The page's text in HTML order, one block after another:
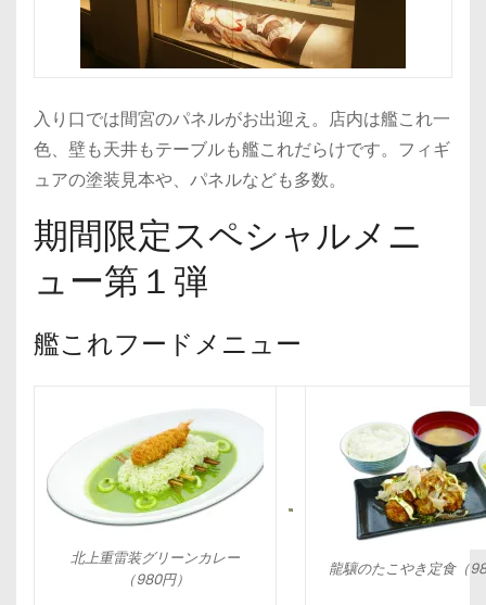
入り口では間宮のパネルがお出迎え。店内は艦これ一
色、壁も天井もテーブルも艦これだらけです。フィギ
ュアの塗装見本や、パネルなども多数。
期間限定スペシャルメニ
ュー第１弾
艦これフードメニュー
北上重雷装グリーンカレー
（980円）
龍驤のたこやき定食（